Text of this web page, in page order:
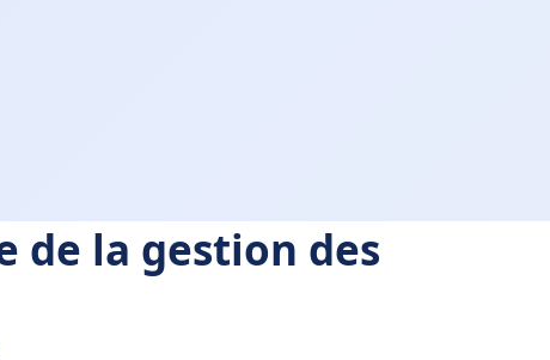
de la gestion des